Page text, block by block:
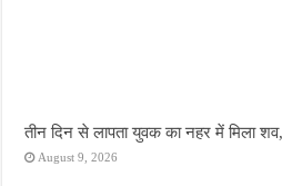
तीन दिन से लापता युवक का नहर में मिला
August 9, 2026